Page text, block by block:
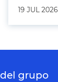
19 JUL 2026
grupo